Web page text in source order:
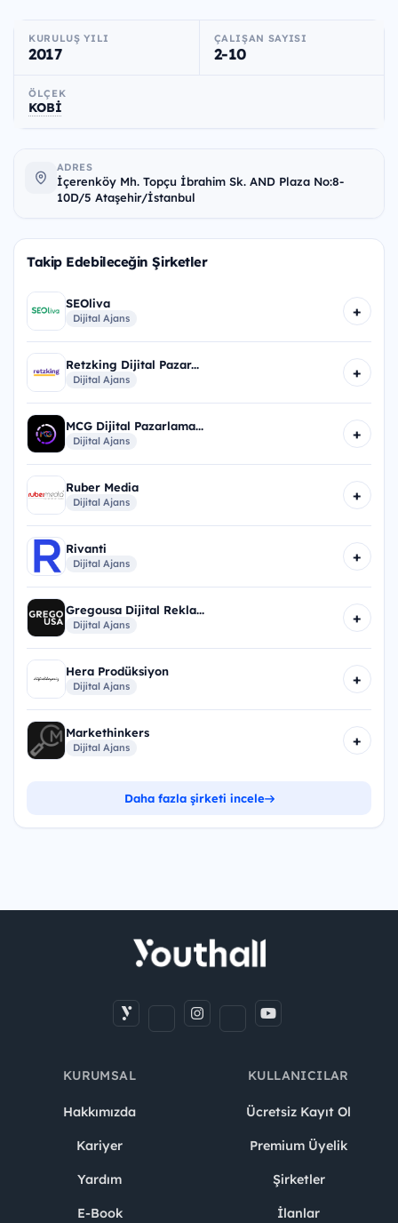
KURULUŞ YILI
2017
ÇALIŞAN SAYISI
2-10
ÖLÇEK
KOBİ
ADRES
İçerenköy Mh. Topçu İbrahim Sk. AND Plaza No:8-
10D/5 Ataşehir/İstanbul
Takip Edebileceğin Şirketler
SEOliva
Dijital Ajans +
Retzking Dijital Pazar...
Dijital Ajans +
MCG Dijital Pazarlama...
Dijital Ajans +
Ruber Media
Dijital Ajans +
Rivanti
Dijital Ajans +
Gregousa Dijital Rekla...
Dijital Ajans +
Hera Prodüksiyon
Dijital Ajans +
Markethinkers
Dijital Ajans +
Daha fazla şirketi incele
KURUMSAL
Hakkımızda
Kariyer
Yardım
E-Book
KULLANICILAR
Ücretsiz Kayıt Ol
Premium Üyelik
Şirketler
İlanlar